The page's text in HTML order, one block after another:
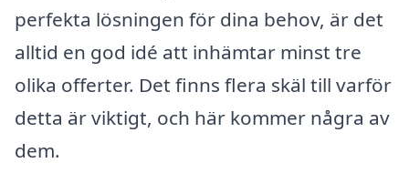
perfekta lösningen för dina behov, är det
alltid en god idé att inhämtar minst tre
olika offerter. Det finns flera skäl till varför
detta är viktigt, och här kommer några av
dem.